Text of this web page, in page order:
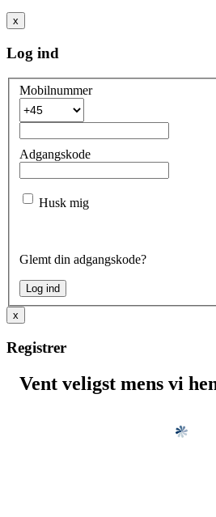
x
Log ind
Mobilnummer
Adgangskode
Husk mig
Glemt din adgangskode?
x
Registrer
Vent veligst mens vi